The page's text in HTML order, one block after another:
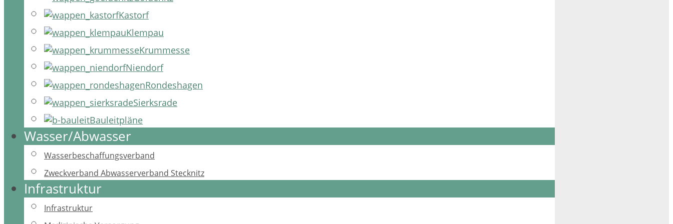
Kastorf
Klempau
Krummesse
Niendorf
Rondeshagen
Sierksrade
Bauleitpläne
Wasser/Abwasser
Wasserbeschaffungsverband
Zweckverband Abwasserverband Stecknitz
Infrastruktur
Infrastruktur